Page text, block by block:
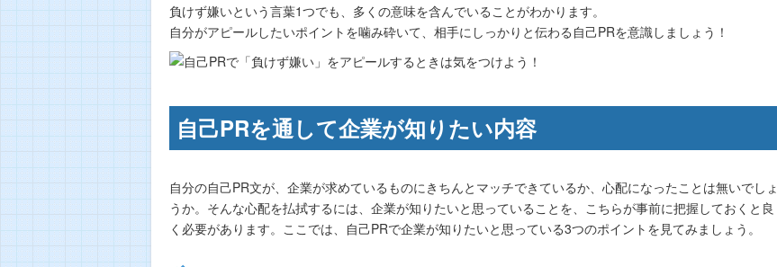
負けず嫌いという言葉1つでも、多くの意味を含んでいることがわかります。
自分がアピールしたいポイントを噛み砕いて、相手にしっかりと伝わる自己PRを意識しましょう！
自己PRを通して企業が知りたい内容
自分の自己PR文が、企業が求めているものにきちんとマッチできているか、心配になったことは無いでしょ
うか。そんな心配を払拭するには、企業が知りたいと思っていることを、こちらが事前に把握しておくと良
く必要があります。ここでは、自己PRで企業が知りたいと思っている3つのポイントを見てみましょう。